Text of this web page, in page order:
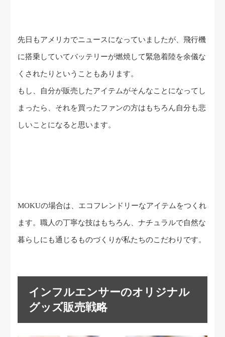
先日もアメリカでニュースになっていましたが、飛行機
に搭乗していてバッテリーが燃焼して緊急着陸を余儀な
くされたりということもあります。
もし、自分が販売したアイテムがそんなことになってし
まったら、それを買ったファンの方はもちろん自分も悲
しいことになると思います。
MOKUの場合は、エコフレンドリーなアイテムをつくれ
ます。職人の丁寧な技はもちろん、ナチュラルで自然な
暮らしにも通じるものづくりが私たちのこだわりです。
インフルエンサーのオリジナル
グッズ販売戦略